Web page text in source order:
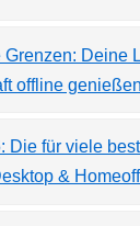
Grenzen: Deine
offline genießen
Die für viele
&